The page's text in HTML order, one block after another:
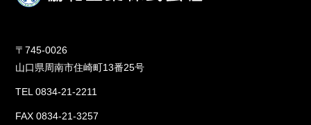
〒745-0026
山口県周南市住崎町13番25号
TEL 0834-21-2211
FAX 0834-21-3257